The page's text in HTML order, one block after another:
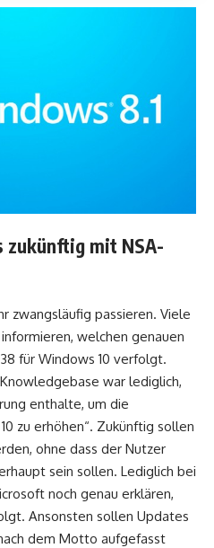
zukünftig mit NSA-
zwangsläufig passieren. Viele
welchen genauen
für Windows 10 verfolgt.
war lediglich,
enthalte, um die
zu erhöhen“. Zukünftig sollen
ohne dass der Nutzer
sein sollen. Lediglich bei
noch genau erklären,
Ansonsten sollen Updates
dem Motto aufgefasst